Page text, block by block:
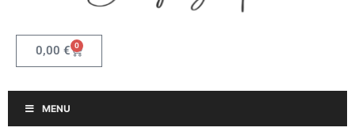
0,00 € 0
MENU